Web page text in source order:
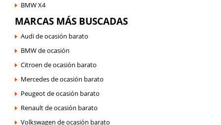
BMW X4
MARCAS MÁS BUSCADAS
Audi de ocasión barato
BMW de ocasión
Citroen de ocasión barato
Mercedes de ocasión barato
Peugeot de ocasión barato
Renault de ocasión barato
Volkswagen de ocasión barato